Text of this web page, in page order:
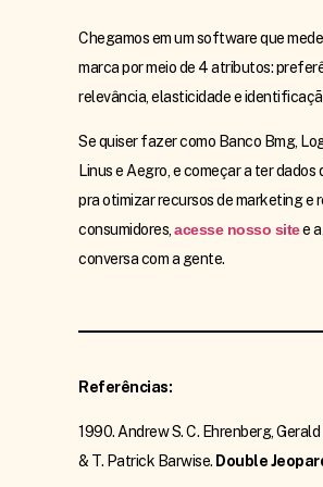
Chegamos em um software que
marca por meio de 4 atributos:
relevância, elasticidade e
Se quiser fazer como Banco Bmg,
Linus e Aegro, e começar a ter dados
pra otimizar recursos de marketing e
consumidores,acesse nosso sitee
conversa com a gente.
Referências:
1990. Andrew S. C. Ehrenberg, Gerald
& T. Patrick Barwise. Double